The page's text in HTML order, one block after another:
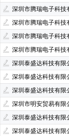
ON(安森美
CJ(江苏长电
深圳市腾瑞电子科技
深圳市腾瑞电子科技
深圳市腾瑞电子科技
深圳市腾瑞电子科技
深圳泰盛达科技有限
深圳泰盛达科技有限
深圳泰盛达科技有限
深圳市明安贸易有限
深圳泰盛达科技有限
深圳泰盛达科技有限